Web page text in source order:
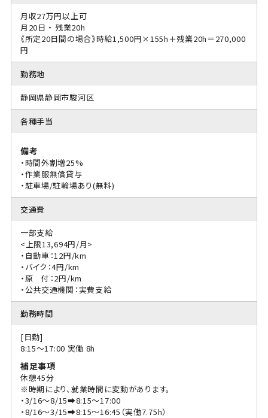
月収27万円以上可
月20日 ・ 残業20h
《所定20日間の場合》時給1,500円×155h＋残業20h＝270,000
円
勤務地
静岡県静岡市駿河区
各種手当
備考
・時間外割増25%
・作業服無償貸与
・駐車場/駐輪場あり(無料)
交通費
一部支給
<上限13,694円/月>
・自動車：12円/km
・バイク：4円/km
・原 付：2円/km
・公共交通機関：実費支給
勤務時間
[日勤]
8:15〜17:00 実働 8h
補足事項
休憩45分
※時期により、就業時間に変動があります。
・3/16～8/15➡8:15～17:00
・8/16～3/15➡8:15～16:45（実働7.75h）